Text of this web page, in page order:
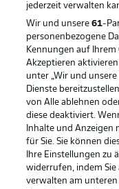
Rechtliche Hinweise
Datenschutz
Kontakt
Impressum
Spieler
jederzeit verwalten
Wir und unsere61-
personenbezogene
Kennungen auf Ihrem
Akzeptieren
unter „Wir und
Dienste
von Alle ablehnen
diese deaktiviert.
Inhalte und Anzeigen
für Sie. Sie können
Ihre Einstellungen zu
widerrufen, indem
verwalten am unteren